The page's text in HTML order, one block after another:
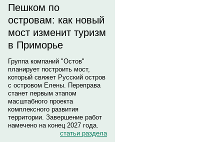
Пешком по
островам: как новый
мост изменит туризм
в Приморье
Группа компаний "Остов"
планирует построить мост,
который свяжет Русский остров
с островом Елены. Переправа
станет первым этапом
масштабного проекта
комплексного развития
территории. Завершение работ
намечено на конец 2027 года.
статьи раздела